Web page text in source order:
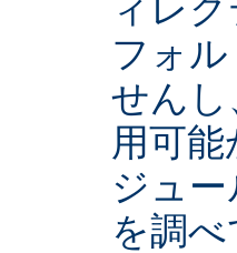
ィレ
フォ
せん
用可
ジュ
を調べ